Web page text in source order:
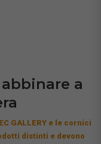
a
GALLERY e le cornici
distinti e devono